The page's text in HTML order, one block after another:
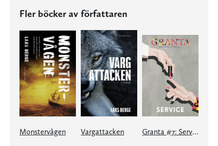
Fler böcker av författaren
Monstervågen Vargattacken Granta #7: Service